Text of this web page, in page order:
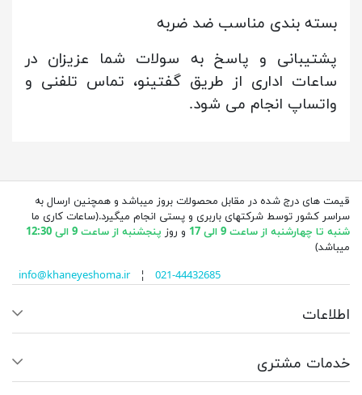
بسته بندی مناسب ضد ضربه
پشتیبانی و پاسخ به سولات شما عزیزان در
ساعات اداری از طریق گفتینو، تماس تلفنی و
واتساپ انجام می شود.
قیمت های درج شده در مقابل محصولات بروز میباشد و همچنین ارسال به
سراسر کشور توسط شرکتهای باربری و پستی انجام میگیرد.(ساعات کاری ما
شنبه تا چهارشنبه از ساعت 9 الی 17
و روز پنجشنبه از ساعت 9 الی 12:30
میباشد)
info@khaneyeshoma.ir¦ 021-44432685
اطلاعات
خدمات مشتری